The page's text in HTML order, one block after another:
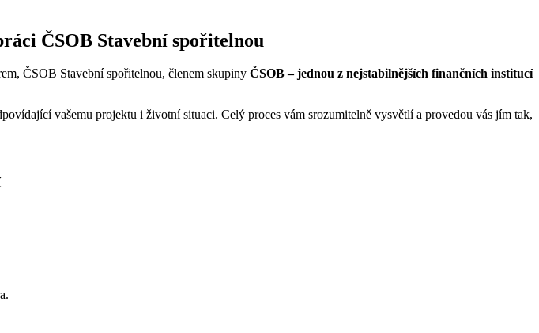
ČSOB Stavební spořitelnou
ČSOB Stavební spořitelnou, členem skupiny ČSOB – jednou z nejstabilnějších finančních institucí
vašemu projektu i životní situaci. Celý proces vám srozumitelně vysvětlí a provedou vás jím tak,